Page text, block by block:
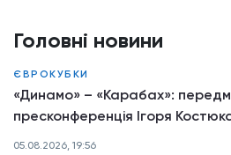
Головні новини
ЄВРОКУБКИ
«Динамо» – «Карабах»:
пресконференція Ігоря
05.08.2026, 19:56